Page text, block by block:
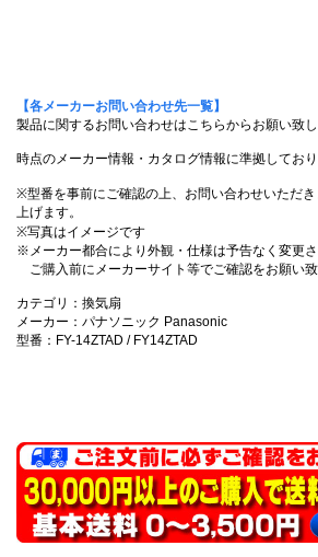
【各メーカーお問い合わせ先一覧】
製品に関するお問い合わせはこちらからお願い致し
時点のメーカー情報・カタログ情報に準拠しており
※型番を事前にご確認の上、お問い合わせいただ
上げます。
※写真はイメージです
※メーカー都合により外観・仕様は予告なく変更さ
ご購入前にメーカーサイト等でご確認をお願い致
カテゴリ：換気扇
メーカー：パナソニック Panasonic
型番：FY-14ZTAD / FY14ZTAD